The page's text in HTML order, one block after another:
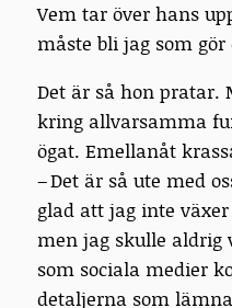
Vem tar över hans
måste bli jag som gör
Det är så hon pratar.
kring allvarsamma
ögat. Emellanåt
– Det är så ute med
glad att jag inte
men jag skulle aldrig
som sociala medier
detaljerna som